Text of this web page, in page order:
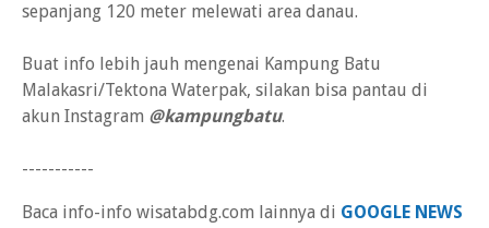
sepanjang 120 meter melewati area danau.
Buat info lebih jauh mengenai Kampung Batu
Malakasri/Tektona Waterpak, silakan bisa pantau di
akun Instagram @kampungbatu.
-----------
Baca info-info wisatabdg.com lainnya di GOOGLE NEWS